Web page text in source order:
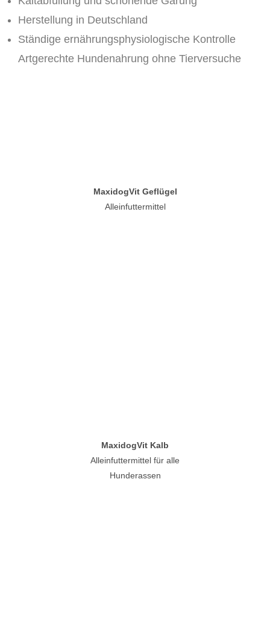
Herstellung in Deutschland
Ständige ernährungsphysiologische Kontrolle
Artgerechte Hundenahrung ohne Tierversuche
MaxidogVit Geflügel
Alleinfuttermittel
MaxidogVit Kalb
Alleinfuttermittel für alle
Hunderassen